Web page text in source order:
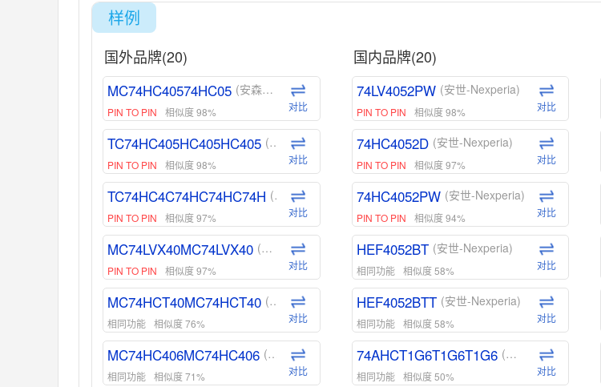
样例
国外品牌(20)
MC74HC40574HC05 (安森美-ON)
PIN TO PIN 相似度 98% 对比
TC74HC405HC405HC405 (东芝-Toshiba)
PIN TO PIN 相似度 98% 对比
TC74HC4C74HC74HC74H (东芝-Toshiba)
PIN TO PIN 相似度 97% 对比
MC74LVX40MC74LVX40 (安森美-ON)
PIN TO PIN 相似度 97% 对比
MC74HCT40MC74HCT40 (安森美-ON)
相同功能 相似度 76% 对比
MC74HC406MC74HC406 (安森美-ON)
相同功能 相似度 71% 对比
国内品牌(20)
74LV4052PW (安世-Nexperia)
PIN TO PIN 相似度 98% 对比
74HC4052D (安世-Nexperia)
PIN TO PIN 相似度 97% 对比
74HC4052PW (安世-Nexperia)
PIN TO PIN 相似度 94% 对比
HEF4052BT (安世-Nexperia)
相同功能 相似度 58% 对比
HEF4052BTT (安世-Nexperia)
相同功能 相似度 58% 对比
74AHCT1G6T1G6T1G6 (安世-Nexperia)
相同功能 相似度 50% 对比